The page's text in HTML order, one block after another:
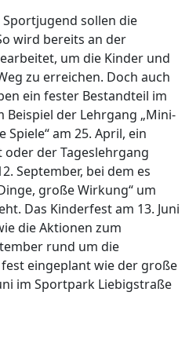
sollen die
wird bereits an der
um die Kinder und
zu erreichen. Doch auch
ein fester Bestandteil im
Beispiel der Lehrgang „Mini-
am 25. April, ein
der Tageslehrgang
September, bei dem es
große Wirkung“ um
Das Kinderfest am 13. Juni
die Aktionen zum
rund um die
eingeplant wie der große
im Sportpark Liebigstraße